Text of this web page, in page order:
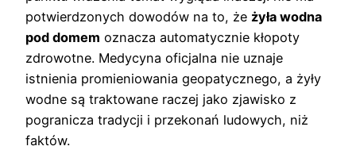
potwierdzonych dowodów na to, że żyła wodna
pod domem oznacza automatycznie kłopoty
zdrowotne. Medycyna oficjalna nie uznaje
istnienia promieniowania geopatycznego, a żyły
wodne są traktowane raczej jako zjawisko z
pogranicza tradycji i przekonań ludowych, niż
faktów.